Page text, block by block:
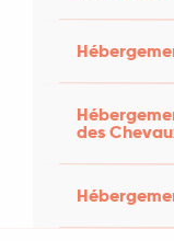
des